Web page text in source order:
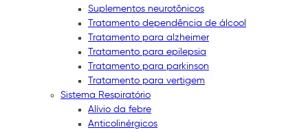
Suplementos neurotônicos
Tratamento dependência de álcool
Tratamento para alzheimer
Tratamento para epilepsia
Tratamento para parkinson
Tratamento para vertigem
Sistema Respiratório
Alívio da febre
Anticolinérgicos